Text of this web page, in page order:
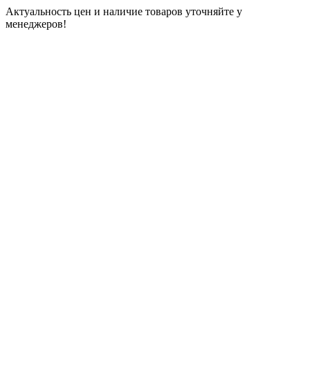
Актуальность цен и наличие товаров уточняйте у
менеджеров!